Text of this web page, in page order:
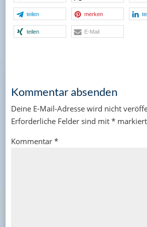
teilen merken
teilen E-Mail
Kommentar absenden
Deine E-Mail-Adresse wird nicht
Erforderliche Felder sind mit *markiert
Kommentar *